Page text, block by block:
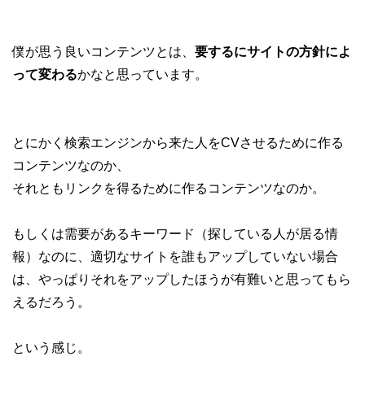
僕が思う良いコンテンツとは、 要するにサイトの方針によ
って変わるかなと思っています。
とにかく検索エンジンから来た人をCVさせるために作る
コンテンツなのか、
それともリンクを得るために作るコンテンツなのか。
もしくは需要があるキーワード（探している人が居る情
報）なのに、適切なサイトを誰もアップしていない場合
は、やっぱりそれをアップしたほうが有難いと思ってもら
えるだろう。
という感じ。